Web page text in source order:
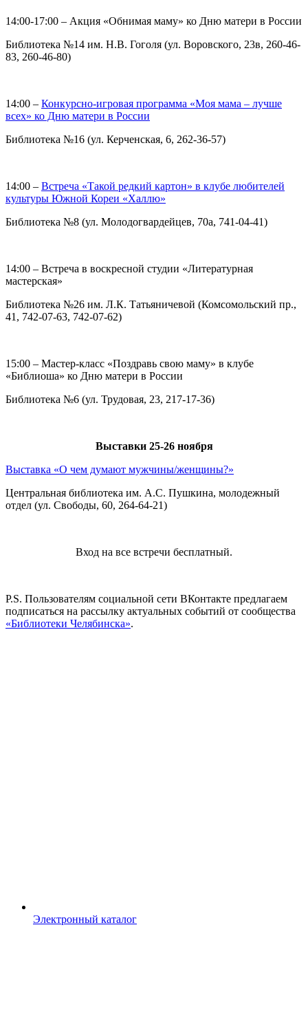
14:00-17:00 – Акция «Обнимая маму» ко Дню матери в России
Библиотека №14 им. Н.В. Гоголя (ул. Воровского, 23в, 260-46-
83, 260-46-80)
14:00 – Конкурсно-игровая программа «Моя мама – лучше
всех» ко Дню матери в России
Библиотека №16 (ул. Керченская, 6, 262-36-57)
14:00 – Встреча «Такой редкий картон» в клубе любителей
культуры Южной Кореи «Халлю»
Библиотека №8 (ул. Молодогвардейцев, 70а, 741-04-41)
14:00 – Встреча в воскресной студии «Литературная
мастерская»
Библиотека №26 им. Л.К. Татьяничевой (Комсомольский пр.,
41, 742-07-63, 742-07-62)
15:00 – Мастер-класс «Поздравь свою маму» в клубе
«Библиоша» ко Дню матери в России
Библиотека №6 (ул. Трудовая, 23, 217-17-36)
Выставки 25-26 ноября
Выставка «О чем думают мужчины/женщины?»
Центральная библиотека им. А.С. Пушкина, молодежный
отдел (ул. Свободы, 60, 264-64-21)
Вход на все встречи бесплатный.
P.S. Пользователям социальной сети ВКонтакте предлагаем
подписаться на рассылку актуальных событий от сообщества
«Библиотеки Челябинска».
Электронный каталог